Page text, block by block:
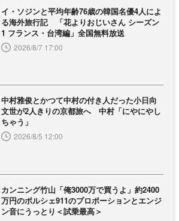
イ・ソジンと平均年齢76歳の韓国名優4人によ
る海外旅行記 「花よりおじいさん シーズン
1 フランス・台湾編」全国無料放送
2026/8/7 17:00
中村雅俊とかつて中村の付き人だった小日向
文世が2人きりの京都旅へ 中村「にやにやし
ちゃう」
2026/8/5 12:00
カンニング竹山「俺3000万で買うよ」約2400
万円のポルシェ911のプロポーションとエンジ
ン音にうっとり＜試乗最高＞